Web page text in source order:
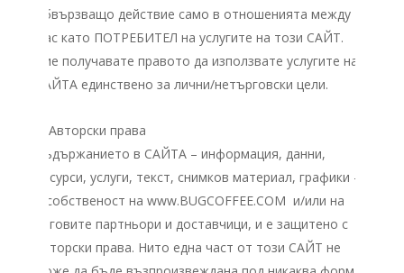
обвързващо действие само в отношенията между
Вас като ПОТРЕБИТЕЛ на услугите на тoзи САЙТ.
Вие получавате правото да използвате услугите на
САЙТA единствено за лични/нетърговски цели.
II. Авторски права
Съдържанието в САЙТA – информация, данни,
ресурси, услуги, текст, снимков материал, графики –
e собственост на www.BUGCOFFEE.COM и/или на
неговите партньори и доставчици, и е защитено с
авторски права. Нито една част от този САЙТ не